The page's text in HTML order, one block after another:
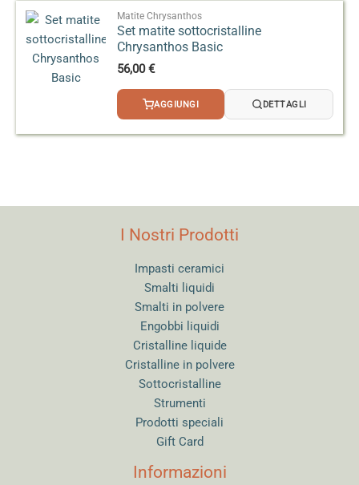
Matite Chrysanthos
Set matite sottocristalline
Chrysanthos Basic
56,00€
AGGIUNGI DETTAGLI
I Nostri Prodotti
Impasti ceramici
Smalti liquidi
Smalti in polvere
Engobbi liquidi
Cristalline liquide
Cristalline in polvere
Sottocristalline
Strumenti
Prodotti speciali
Gift Card
Informazioni